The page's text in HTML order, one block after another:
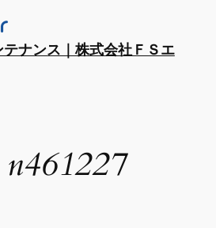
ナンス｜株式会社ＦＳエ
n461227